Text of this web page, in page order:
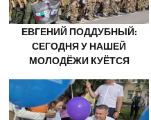
ЕВГЕНИЙ ПОДДУБНЫЙ:
СЕГОДНЯ У НАШЕЙ
МОЛОДЁЖИ КУЁТСЯ